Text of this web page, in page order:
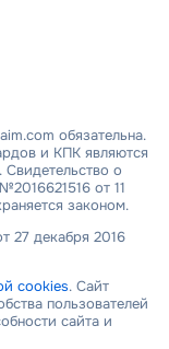
обязательна.
и КПК являются
Свидетельство о
от 11
законом.
27 декабря 2016
cookies. Сайт
пользователей
сайта и